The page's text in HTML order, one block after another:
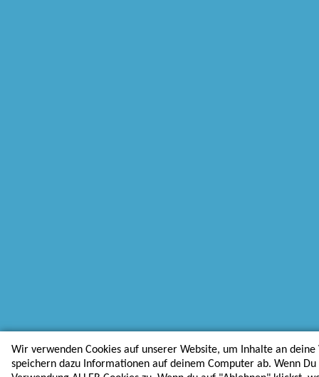
Wir verwenden Cookies auf unserer Website, um Inhalte an deine
speichern dazu Informationen auf deinem Computer ab. Wenn